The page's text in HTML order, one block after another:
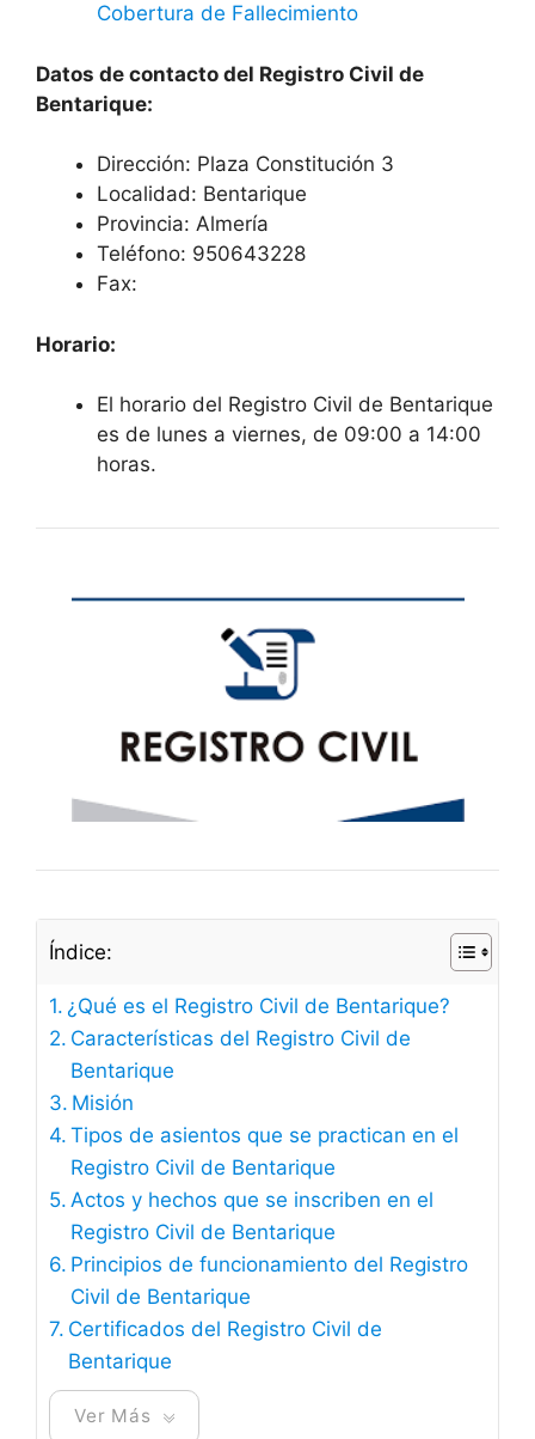
Cobertura de Fallecimiento
Datos de contacto del Registro Civil de
Bentarique:
Dirección: Plaza Constitución 3
Localidad: Bentarique
Provincia: Almería
Teléfono: 950643228
Fax:
Horario:
El horario del Registro Civil de Bentarique
es de lunes a viernes, de 09:00 a 14:00
horas.
Índice:
¿Qué es el Registro Civil de Bentarique?
Características del Registro Civil de
Bentarique
Misión
Tipos de asientos que se practican en el
Registro Civil de Bentarique
Actos y hechos que se inscriben en el
Registro Civil de Bentarique
Principios de funcionamiento del Registro
Civil de Bentarique
Certificados del Registro Civil de
Bentarique
Ver Más